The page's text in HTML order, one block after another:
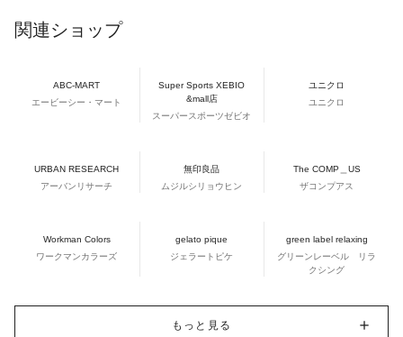
関連ショップ
ABC-MART
エービーシー・マート
Super Sports XEBIO
&mall店
スーパースポーツゼビオ
ユニクロ
ユニクロ
URBAN RESEARCH
アーバンリサーチ
無印良品
ムジルシリョウヒン
The COMP＿US
ザコンプアス
Workman Colors
ワークマンカラーズ
gelato pique
ジェラートピケ
green label relaxing
グリーンレーベル リラ
クシング
もっと見る